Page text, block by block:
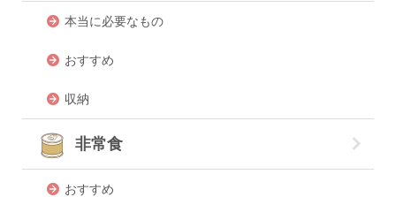
本当に必要なもの
おすすめ
収納
非常食
おすすめ